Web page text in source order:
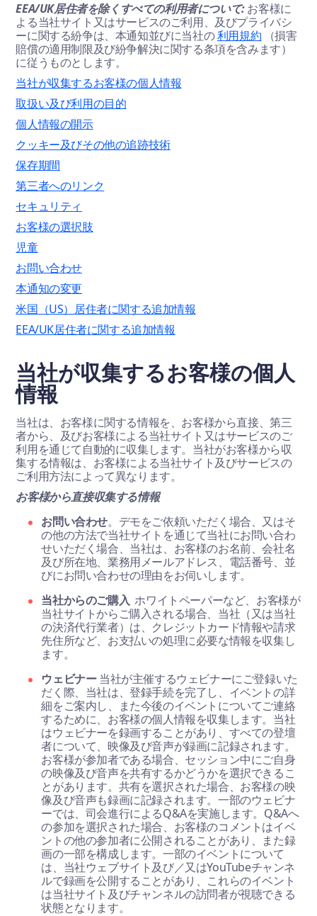
EEA/UK居住者を除くすべての利用者について:お客様に
よる当社サイト又はサービスのご利用、及びプライバシ
ーに関する紛争は、本通知並びに当社の利用規約 （損害
賠償の適用制限及び紛争解決に関する条項を含みます）
に従うものとします。
当社が収集するお客様の個人情報
取扱い及び利用の目的
個人情報の開示
クッキー及びその他の追跡技術
保存期間
第三者へのリンク
セキュリティ
お客様の選択肢
児童
お問い合わせ
本通知の変更
米国（US）居住者に関する追加情報
EEA/UK居住者に関する追加情報
当社が収集するお客様の個人
情報
当社は、お客様に関する情報を、お客様から直接、第三
者から、及びお客様による当社サイト又はサービスのご
利用を通じて自動的に収集します。当社がお客様から収
集する情報は、お客様による当社サイト及びサービスの
ご利用方法によって異なります。
お客様から直接収集する情報
お問い合わせ。デモをご依頼いただく場合、又はそ
の他の方法で当社サイトを通じて当社にお問い合わ
せいただく場合、当社は、お客様のお名前、会社名
及び所在地、業務用メールアドレス、電話番号、並
びにお問い合わせの理由をお伺いします。
当社からのご購入 ホワイトペーパーなど、お客様が
当社サイトからご購入される場合、当社（又は当社
の決済代行業者）は、クレジットカード情報や請求
先住所など、お支払いの処理に必要な情報を収集し
ます。
ウェビナー当社が主催するウェビナーにご登録いた
だく際、当社は、登録手続を完了し、イベントの詳
細をご案内し、また今後のイベントについてご連絡
するために、お客様の個人情報を収集します。当社
はウェビナーを録画することがあり、すべての登壇
者について、映像及び音声が録画に記録されます。
お客様が参加者である場合、セッション中にご自身
の映像及び音声を共有するかどうかを選択できるこ
とがあります。共有を選択された場合、お客様の映
像及び音声も録画に記録されます。一部のウェビナ
ーでは、司会進行によるQ&Aを実施します。Q&Aへ
の参加を選択された場合、お客様のコメントはイベ
ントの他の参加者に公開されることがあり、また録
画の一部を構成します。一部のイベントについて
は、当社ウェブサイト及び／又はYouTubeチャンネ
ルで録画を公開することがあり、これらのイベント
は当社サイト及びチャンネルの訪問者が視聴できる
状態となります。